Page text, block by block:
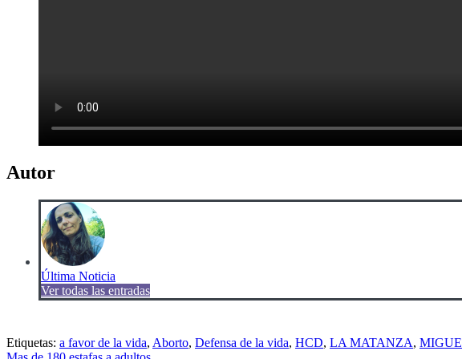
Autor
Última Noticia
Ver todas las entradas
Etiquetas: a favor de la vida, Aborto, Defensa de la vida, HCD, LA MATANZA,